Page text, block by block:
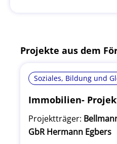
Projekte aus dem
Soziales, Bildung und
Immobilien-
Projektträger:
GbR Hermann Egbers